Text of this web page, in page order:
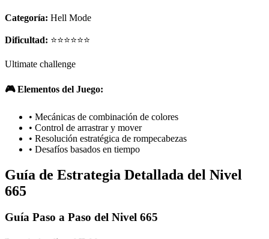
Categoría: Hell Mode
Dificultad: ⭐⭐⭐⭐⭐⭐
Ultimate challenge
🎮 Elementos del Juego:
• Mecánicas de combinación de colores
• Control de arrastrar y mover
• Resolución estratégica de rompecabezas
• Desafíos basados en tiempo
Guía de Estrategia Detallada del Nivel
665
Guía Paso a Paso del Nivel 665